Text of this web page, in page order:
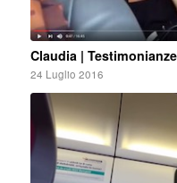
Claudia |
24 Luglio 2016